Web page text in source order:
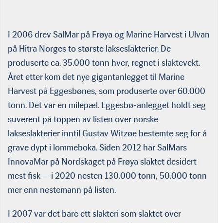
I 2006 drev SalMar på Frøya og Marine Harvest i Ulvan
på Hitra Norges to største lakseslakterier. De
produserte ca. 35.000 tonn hver, regnet i slaktevekt.
Året etter kom det nye gigantanlegget til Marine
Harvest på Eggesbønes, som produserte over 60.000
tonn. Det var en milepæl. Eggesbø-anlegget holdt seg
suverent på toppen av listen over norske
lakseslakterier inntil Gustav Witzøe bestemte seg for å
grave dypt i lommeboka. Siden 2012 har SalMars
InnovaMar på Nordskaget på Frøya slaktet desidert
mest fisk — i 2020 nesten 130.000 tonn, 50.000 tonn
mer enn nestemann på lis­ten.
I 2007 var det bare ett slakteri som slaktet over